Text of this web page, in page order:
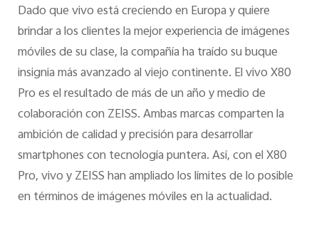
Dado que vivo está creciendo en Europa y quiere
brindar a los clientes la mejor experiencia de imágenes
móviles de su clase, la compañía ha traído su buque
insignia más avanzado al viejo continente. El vivo X80
Pro es el resultado de más de un año y medio de
colaboración con ZEISS. Ambas marcas comparten la
ambición de calidad y precisión para desarrollar
smartphones con tecnología puntera. Así, con el X80
Pro, vivo y ZEISS han ampliado los límites de lo posible
en términos de imágenes móviles en la actualidad.